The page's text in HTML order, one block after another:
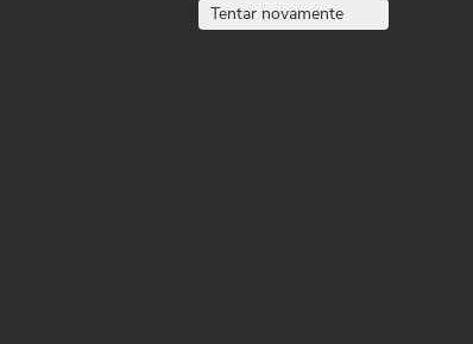
Tentar novamente